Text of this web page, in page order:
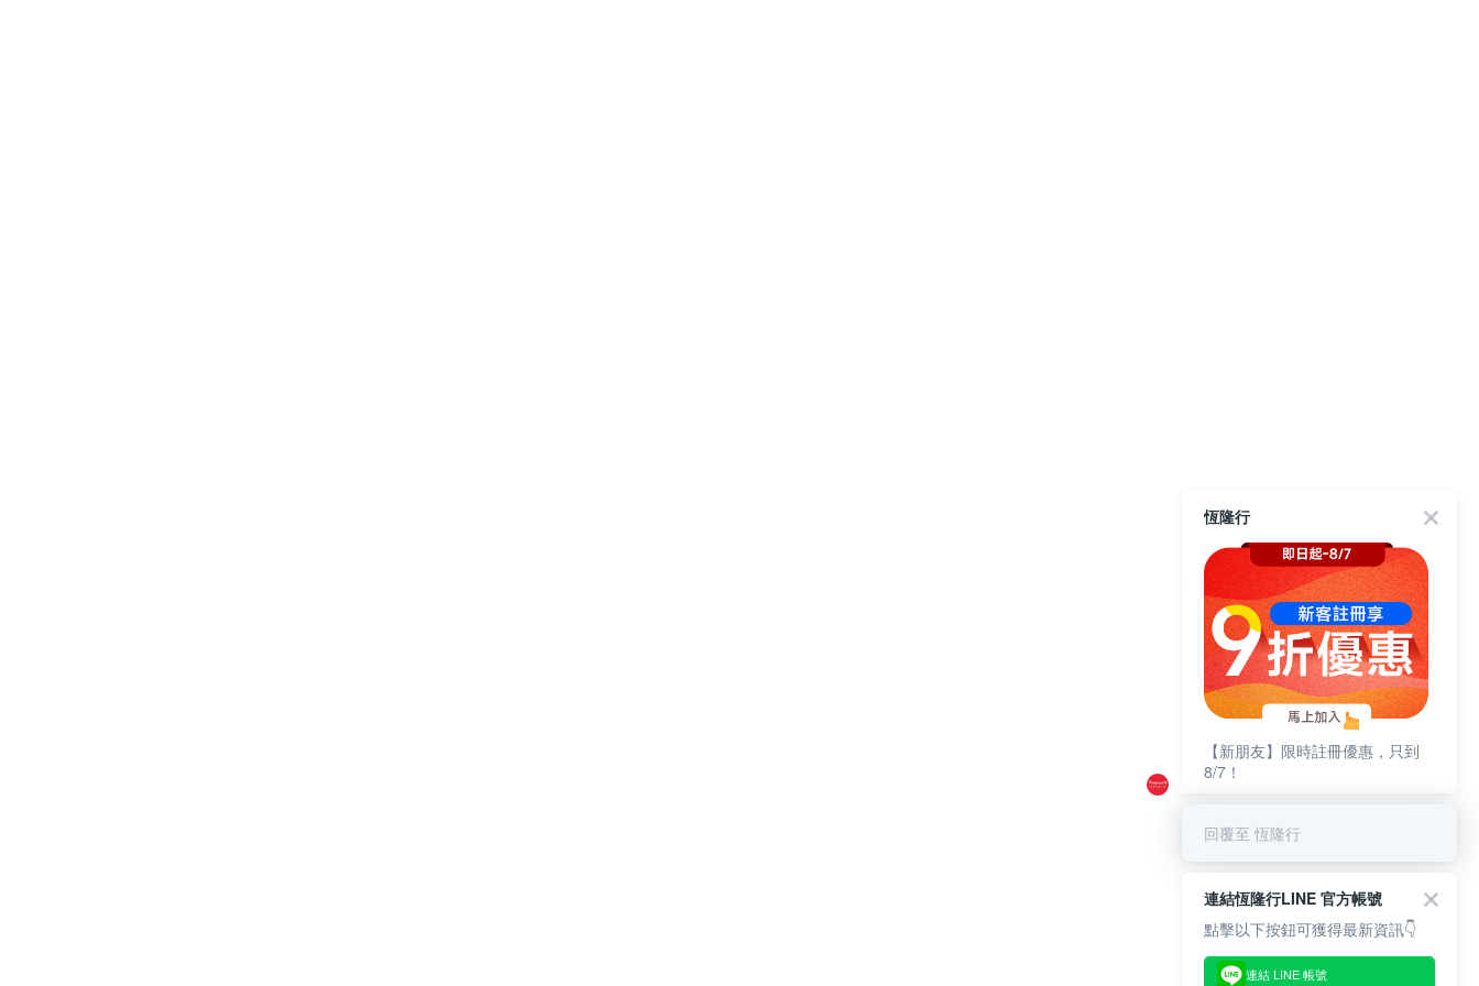
恆隆行
【新朋友】限時註冊優惠，只到
8/7！
回覆至 恆隆行
連結恆隆行LINE 官方帳號
點擊以下按鈕可獲得最新資訊👇
連結 LINE 帳號